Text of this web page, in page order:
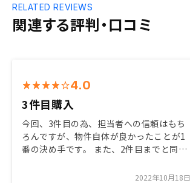
関連する評判・口コミ
RELATED REVIEWS
4.0
3件目購入
今回、3件目の為、担当者への信頼はもち
ろんですが、物件自体が良かったことが1
番の決め手です。 また、2件目までと同
ちろん、購入後もサポート頂ける点、購入
2022年10月18日